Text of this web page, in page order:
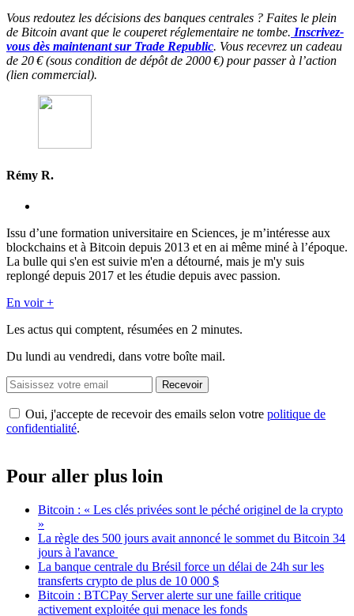
Vous redoutez les décisions des banques centrales ? Faites le plein
de Bitcoin avant que le couperet réglementaire ne tombe. Inscrivez-
vous dès maintenant sur Trade Republic. Vous recevrez un cadeau
de 20 € (sous condition de dépôt de 2000 €) pour passer à l’action
(lien commercial).
Rémy R.
Issu d’une formation universitaire en Sciences, je m’intéresse aux
blockchains et à Bitcoin depuis 2013 et en ai même miné à l’époque.
La bulle qui s'en est suivie m'en a détourné, mais je m'y suis
replongé depuis 2017 et les étudie depuis avec passion.
En voir +
Les actus qui comptent, résumées en 2 minutes.
Du lundi au vendredi, dans votre boîte mail.
Recevoir
Oui, j'accepte de recevoir des emails selon votre politique de
confidentialité.
Pour aller plus loin
Bitcoin : « Les clés privées sont le péché originel de la crypto
»
La règle des 500 jours avait annoncé le sommet du Bitcoin 34
jours à l'avance
La banque centrale du Brésil force un délai de 24h sur les
transferts crypto de plus de 10 000 $
Bitcoin : BTCPay Server alerte sur une faille critique
activement exploitée qui menace les fonds